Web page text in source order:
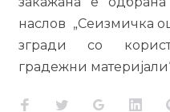
наслов „Сеизмичка
згради со
градежни
Facebook
TwitterGoogle+